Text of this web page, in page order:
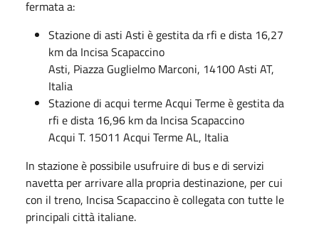
fermata a:
Stazione di asti Asti è gestita da rfi e dista 16,27
km da Incisa Scapaccino
Asti, Piazza Guglielmo Marconi, 14100 Asti AT,
Italia
Stazione di acqui terme Acqui Terme è gestita da
rfi e dista 16,96 km da Incisa Scapaccino
Acqui T. 15011 Acqui Terme AL, Italia
In stazione è possibile usufruire di bus e di servizi
navetta per arrivare alla propria destinazione, per cui
con il treno, Incisa Scapaccino è collegata con tutte le
principali città italiane.